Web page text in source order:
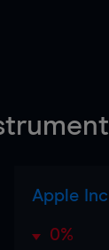
Apple Inc
0%